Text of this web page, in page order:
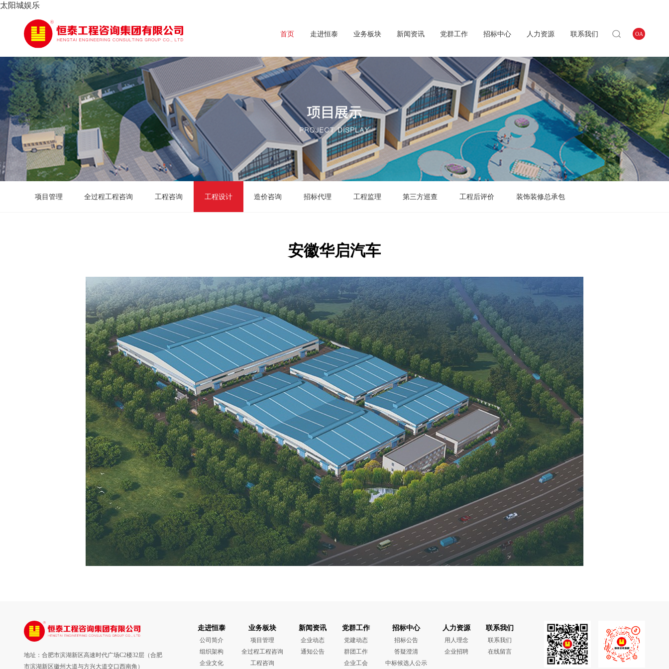
太阳城娱乐
首页 走进恒泰 业务板块 新闻资讯 党群工作 招标中心 人力资源 联系我们 OA
项目管理 全过程工程咨询 工程咨询 工程设计 造价咨询 招标代理 工程监理 第三方巡查 工程后评价 装饰装修总承包
安徽华启汽车
地址：合肥市滨湖新区高速时代广场C2楼32层（合肥
市滨湖新区徽州大道与方兴大道交口西南角）
走进恒泰
公司简介
组织架构
企业文化
业务板块
项目管理
全过程工程咨询
工程咨询
新闻资讯
企业动态
通知公告
党群工作
党建动态
群团工作
企业工会
招标中心
招标公告
答疑澄清
中标候选人公示
人力资源
用人理念
企业招聘
联系我们
联系我们
在线留言